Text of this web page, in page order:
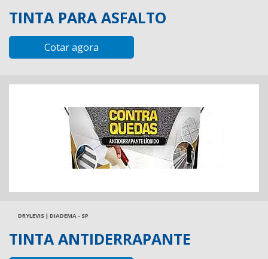
TINTA PARA ASFALTO
Cotar agora
DRYLEVIS | DIADEMA - SP
TINTA ANTIDERRAPANTE